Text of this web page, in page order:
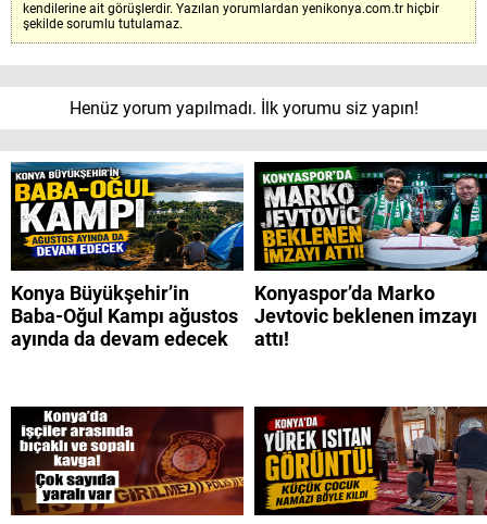
kendilerine ait görüşlerdir. Yazılan yorumlardan yenikonya.com.tr hiçbir
şekilde sorumlu tutulamaz.
Henüz yorum yapılmadı. İlk yorumu siz yapın!
Konya Büyükşehir’in
Baba-Oğul Kampı ağustos
ayında da devam edecek
Konyaspor’da Marko
Jevtovic beklenen imzayı
attı!